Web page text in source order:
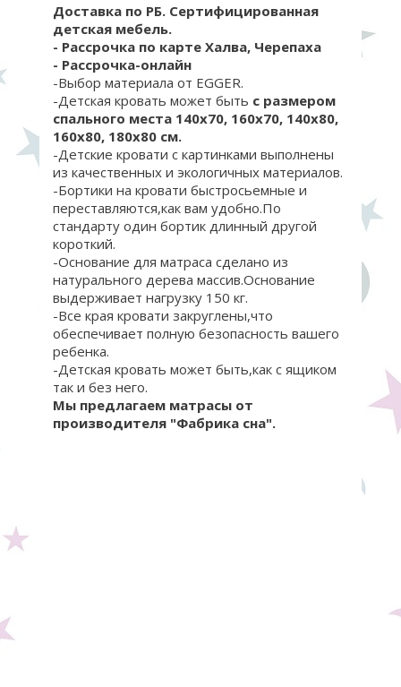
Доставка по РБ. Сертифицированная
детская мебель.
- Рассрочка по карте Халва, Черепаха
- Рассрочка-онлайн
-Выбор материала от EGGER.
-Детская кровать может быть с размером
спального места 140х70, 160x70, 140х80,
160х80, 180х80 см.
-Детские кровати с картинками выполнены
из качественных и экологичных материалов.
-Бортики на кровати быстросьемные и
переставляются,как вам удобно.По
стандарту один бортик длинный другой
короткий.
-Основание для матраса сделано из
натурального дерева массив.Основание
выдерживает нагрузку 150 кг.
-Все края кровати закруглены,что
обеспечивает полную безопасность вашего
ребенка.
-Детская кровать может быть,как с ящиком
так и без него.
Мы предлагаем матрасы от
производителя "Фабрика сна".